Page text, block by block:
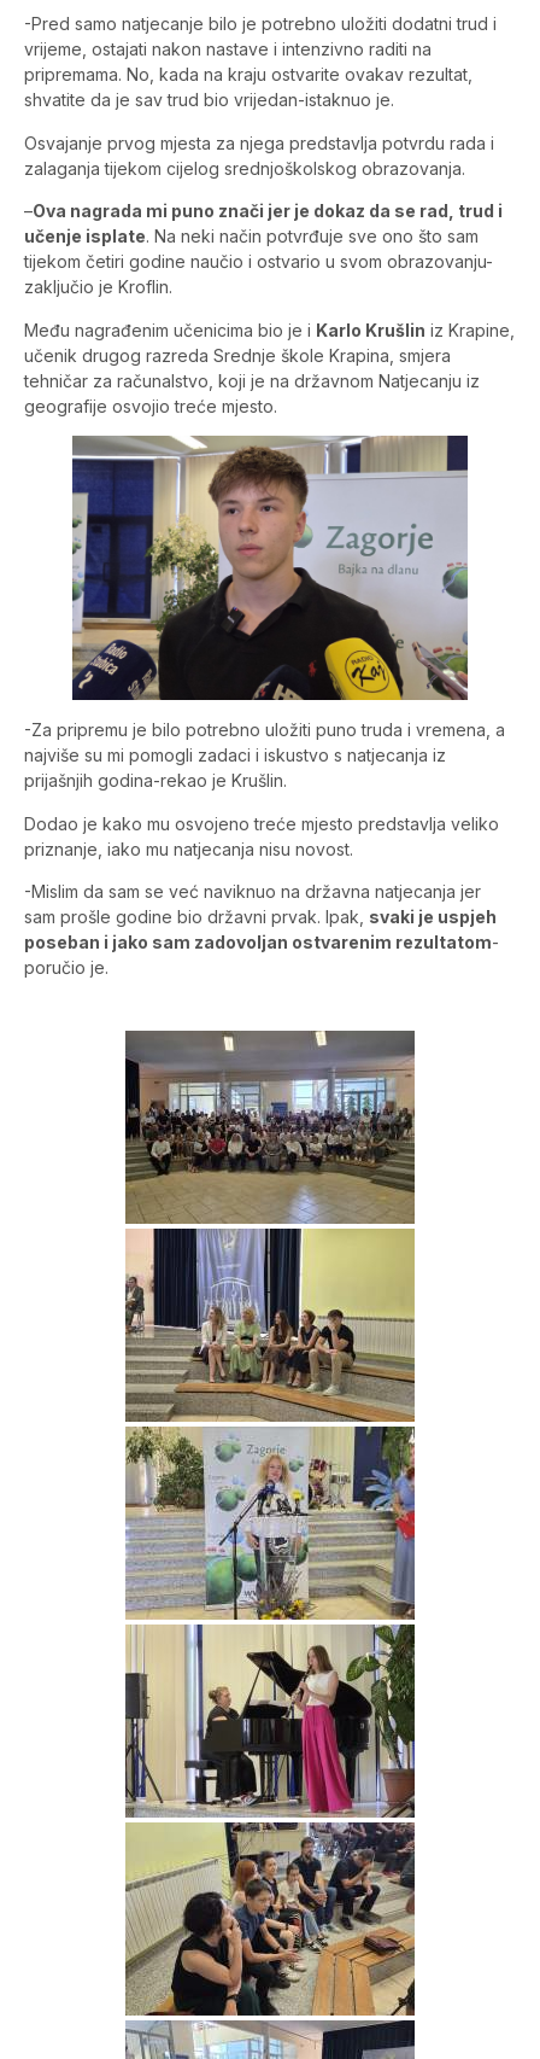
-Pred samo natjecanje bilo je potrebno uložiti dodatni trud i
vrijeme, ostajati nakon nastave i intenzivno raditi na
pripremama. No, kada na kraju ostvarite ovakav rezultat,
shvatite da je sav trud bio vrijedan-istaknuo je.
Osvajanje prvog mjesta za njega predstavlja potvrdu rada i
zalaganja tijekom cijelog srednjoškolskog obrazovanja.
–Ova nagrada mi puno znači jer je dokaz da se rad, trud i
učenje isplate. Na neki način potvrđuje sve ono što sam
tijekom četiri godine naučio i ostvario u svom obrazovanju-
zaključio je Kroflin.
Među nagrađenim učenicima bio je i Karlo Krušlin iz Krapine,
učenik drugog razreda Srednje škole Krapina, smjera
tehničar za računalstvo, koji je na državnom Natjecanju iz
geografije osvojio treće mjesto.
-Za pripremu je bilo potrebno uložiti puno truda i vremena, a
najviše su mi pomogli zadaci i iskustvo s natjecanja iz
prijašnjih godina-rekao je Krušlin.
Dodao je kako mu osvojeno treće mjesto predstavlja veliko
priznanje, iako mu natjecanja nisu novost.
-Mislim da sam se već naviknuo na državna natjecanja jer
sam prošle godine bio državni prvak. Ipak, svaki je uspjeh
poseban i jako sam zadovoljan ostvarenim rezultatom-
poručio je.